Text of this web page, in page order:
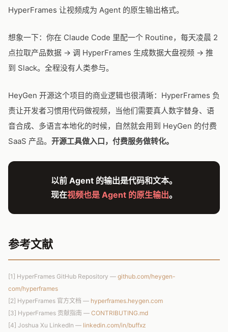
HyperFrames 让视频成为 Agent 的原生输出格式。
想象一下：你在 Claude Code 里配一个 Routine，每天凌晨 2
点拉取产品数据 → 调 HyperFrames 生成数据大盘视频 → 推
到 Slack。全程没有人类参与。
HeyGen 开源这个项目的商业逻辑也很清晰：HyperFrames 负
责让开发者习惯用代码做视频，当他们需要真人数字替身、语
音合成、多语言本地化的时候，自然就会用到 HeyGen 的付费
SaaS 产品。 开源工具做入口，付费服务做转化。
以前 Agent 的输出是代码和文本。
现在视频也是 Agent 的原生输出。
参考文献
[1] HyperFrames GitHub Repository — github.com/heygen-
com/hyperframes
[2] HyperFrames 官方文档 — hyperframes.heygen.com
[3] HyperFrames 贡献指南 — CONTRIBUTING.md
[4] Joshua Xu LinkedIn — linkedin.com/in/buffxz